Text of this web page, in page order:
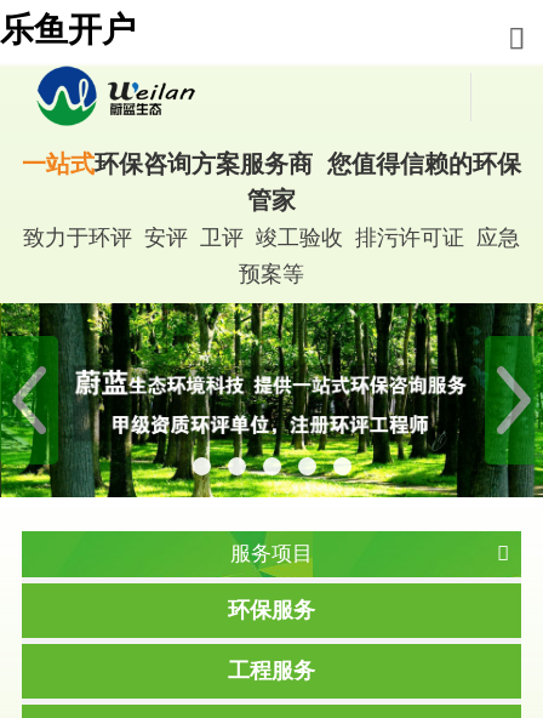
乐鱼开户
一站式环保咨询方案服务商 您值得信赖的环保
管家
致力于环评 安评 卫评 竣工验收 排污许可证 应急
预案等
服务项目
环保服务
工程服务